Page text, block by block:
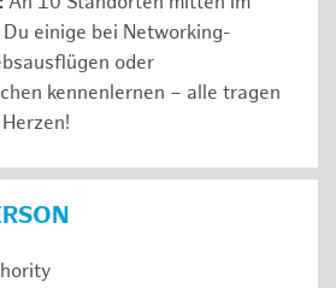
einige bei Networking-
oder
kennenlernen – alle tragen